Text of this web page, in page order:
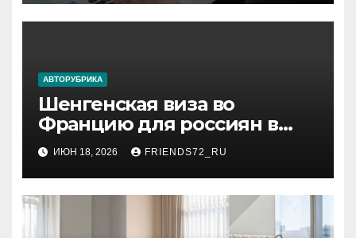
АВТОРУБРИКА
Шенгенская виза во
Францию для россиян в
2026 году: сроки от 3 дней и
список необходимых
документов
ИЮН 18, 2026 FRIENDS72_RU